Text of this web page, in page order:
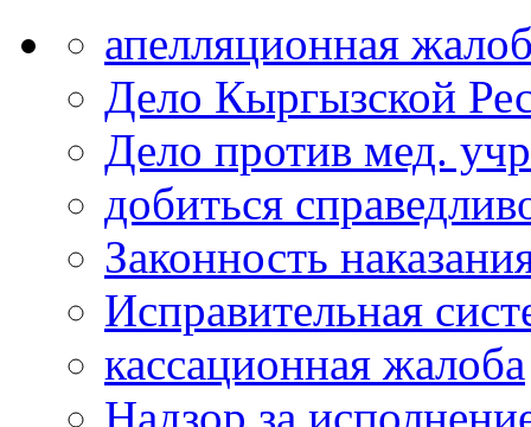
апелляционная
Дело Кыргызской
Дело против мед.
добиться
Законность
Исправительная
кассационная жалоба